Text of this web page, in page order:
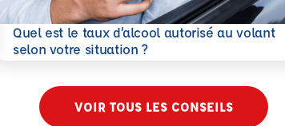
Quel est le taux d’alcool autorisé au volant
selon votre situation ?
En savoir plus
VOIR TOUS LES CONSEILS